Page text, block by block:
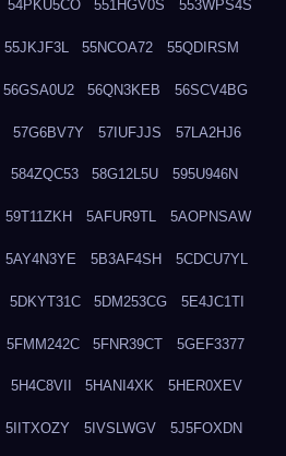
54PKU5CO 551HGV0S 553WPS4S
55JKJF3L 55NCOA72 55QDIRSM
56GSA0U2 56QN3KEB 56SCV4BG
57G6BV7Y 57IUFJJS 57LA2HJ6
584ZQC53 58G12L5U 595U946N
59T11ZKH 5AFUR9TL 5AOPNSAW
5AY4N3YE 5B3AF4SH 5CDCU7YL
5DKYT31C 5DM253CG 5E4JC1TI
5FMM242C 5FNR39CT 5GEF3377
5H4C8VII 5HANI4XK 5HER0XEV
5IITXOZY 5IVSLWGV 5J5FOXDN